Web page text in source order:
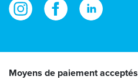
Moyens de paiement acceptés